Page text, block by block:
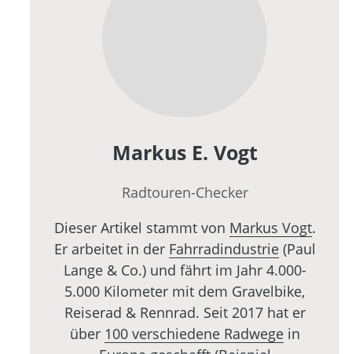
Markus E. Vogt
Radtouren-Checker
Dieser Artikel stammt von Markus Vogt.
Er arbeitet in der Fahrradindustrie(Paul
Lange & Co.) und fährt im Jahr 4.000-
5.000 Kilometer mit dem Gravelbike,
Reiserad & Rennrad. Seit 2017 hat er
über 100 verschiedene Radwegein